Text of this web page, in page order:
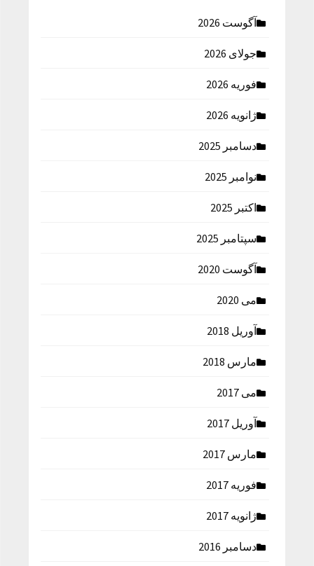
آگوست 2026
جولای 2026
فوریه 2026
ژانویه 2026
دسامبر 2025
نوامبر 2025
اکتبر 2025
سپتامبر 2025
آگوست 2020
می 2020
آوریل 2018
مارس 2018
می 2017
آوریل 2017
مارس 2017
فوریه 2017
ژانویه 2017
دسامبر 2016